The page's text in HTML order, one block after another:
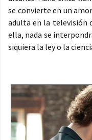
se convierte en un
adulta en la televisión
ella, nada se
siquiera la ley o la